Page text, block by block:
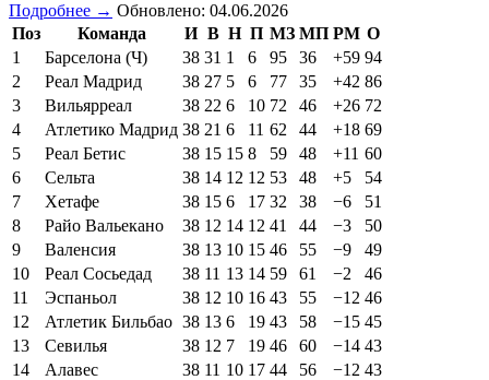
Подробнее → Обновлено: 04.06.2026
Поз
Команда И В Н П МЗ МП РМ О
1
Барселона (Ч) 38 31 1 6 95 36 +59 94
2
Реал Мадрид 38 27 5 6 77 35 +42 86
3
Вильярреал 38 22 6 10 72 46 +26 72
4
Атлетико Мадрид 38 21 6 11 62 44 +18 69
5
Реал Бетис 38 15 15 8 59 48 +11 60
6
Сельта 38 14 12 12 53 48 +5
54
7
Хетафе 38 15 6 17 32 38 −6
51
8
Райо Вальекано 38 12 14 12 41 44 −3
50
9
Валенсия 38 13 10 15 46 55 −9
49
10
Реал Сосьедад 38 11 13 14 59 61 −2
46
11
Эспаньол 38 12 10 16 43 55 −12 46
12
Атлетик Бильбао 38 13 6 19 43 58 −15 45
13
Севилья 38 12 7 19 46 60 −14 43
14
Алавес 38 11 10 17 44 56 −12 43